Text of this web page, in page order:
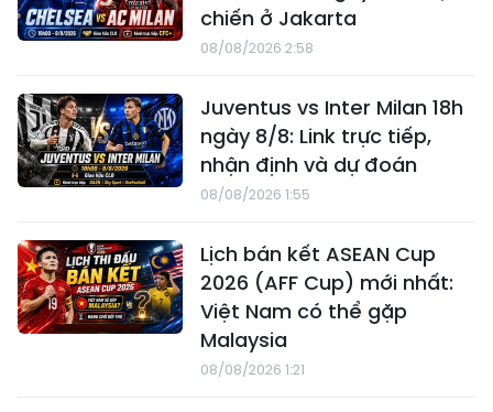
chiến ở Jakarta
08/08/2026 2:58
Juventus vs Inter Milan 18h
ngày 8/8: Link trực tiếp,
nhận định và dự đoán
08/08/2026 1:55
Lịch bán kết ASEAN Cup
2026 (AFF Cup) mới nhất:
Việt Nam có thể gặp
Malaysia
08/08/2026 1:21